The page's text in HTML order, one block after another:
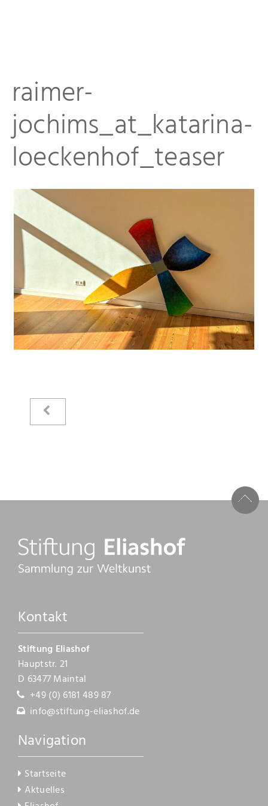
Startseite
Aktuelles
Eliashof
Neuzugänge
Sammlungsobjekte
Kataloge
Raimer Jochims
Bilder
Zeichnungen
Malbücher
Kontakt
raimer-
jochims_at_katarina-
loeckenhof_teaser
Kontakt
Stiftung Eliashof
Hauptstr. 21
D 63477 Maintal
+49 (0) 6181 489 87
info@stiftung-eliashof.de
Navigation
Startseite
Aktuelles